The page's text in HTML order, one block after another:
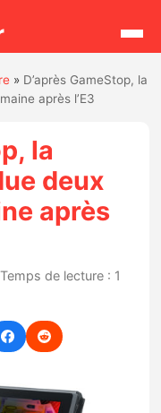
Rechercher
» D’après GameStop, la
après l’E3
la
deux
après
de lecture : 1